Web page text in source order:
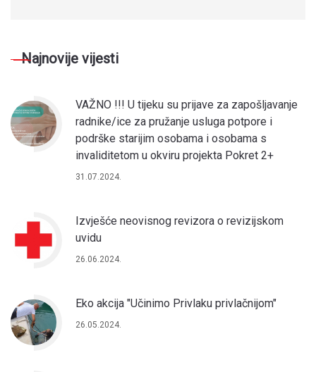
Najnovije vijesti
VAŽNO !!! U tijeku su prijave za zapošljavanje
radnike/ice za pružanje usluga potpore i
podrške starijim osobama i osobama s
invaliditetom u okviru projekta Pokret 2+
31.07.2024.
Izvješće neovisnog revizora o revizijskom
uvidu
26.06.2024.
Eko akcija "Učinimo Privlaku privlačnijom"
26.05.2024.